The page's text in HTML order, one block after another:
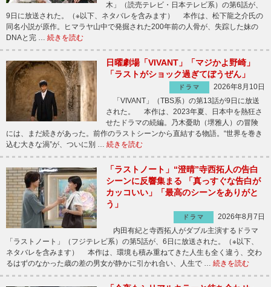
木」（読売テレビ・日本テレビ系）の第6話が、
9日に放送された。（※以下、ネタバレを含みます） 本作は、松下龍之介氏の
同名小説が原作。ヒマラヤ山中で発掘された200年前の人骨が、失踪した妹の
DNAと完 … 続きを読む
日曜劇場「VIVANT」「マジかよ野崎」
「ラストがショック過ぎてぼうぜん」
ドラマ
2026年8月10日
「VIVANT」（TBS系）の第13話が9日に放送
された。 本作は、2023年夏、日本中を熱狂さ
せたドラマの続編。乃木憂助（堺雅人）の冒険
には、まだ続きがあった。前作のラストシーンから直結する物語。“世界を巻き
込む大きな渦”が、ついに別 … 続きを読む
「ラストノート」“澄晴”寺西拓人の告白
シーンに反響集まる 「真っすぐな告白が
カッコいい」「最高のシーンをありがと
う」
ドラマ
2026年8月7日
内田有紀と寺西拓人がダブル主演するドラマ
「ラストノート」（フジテレビ系）の第5話が、6日に放送された。（※以下、
ネタバレを含みます） 本作は、環境も積み重ねてきた人生も全く違う、交わ
るはずのなかった歳の差の男女が静かに引かれ合い、人生で … 続きを読む